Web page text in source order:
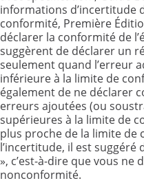
informations d’incertitude
conformité, Première
déclarer la conformité de
suggèrent de déclarer un
seulement quand l’erreur
inférieure à la limite de
également de ne déclarer
erreurs ajoutées (ou
supérieures à la limite de
plus proche de la limite de
l’incertitude, il est suggéré
», c’est-à-dire que vous
nonconformité.